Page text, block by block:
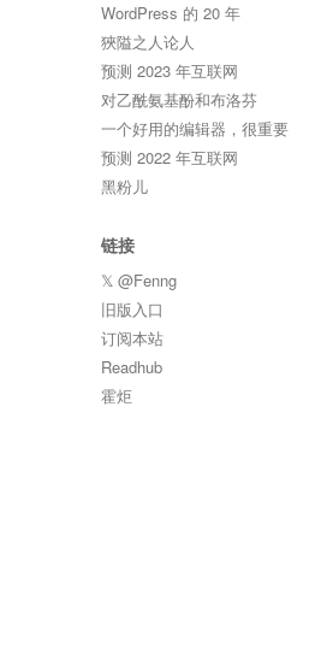
WordPress 的 20 年
狹隘之人论人
预测 2023 年互联网
对乙酰氨基酚和布洛芬
一个好用的编辑器，很重要
预测 2022 年互联网
黑粉儿
链接
𝕏 @Fenng
旧版入口
订阅本站
Readhub
霍炬